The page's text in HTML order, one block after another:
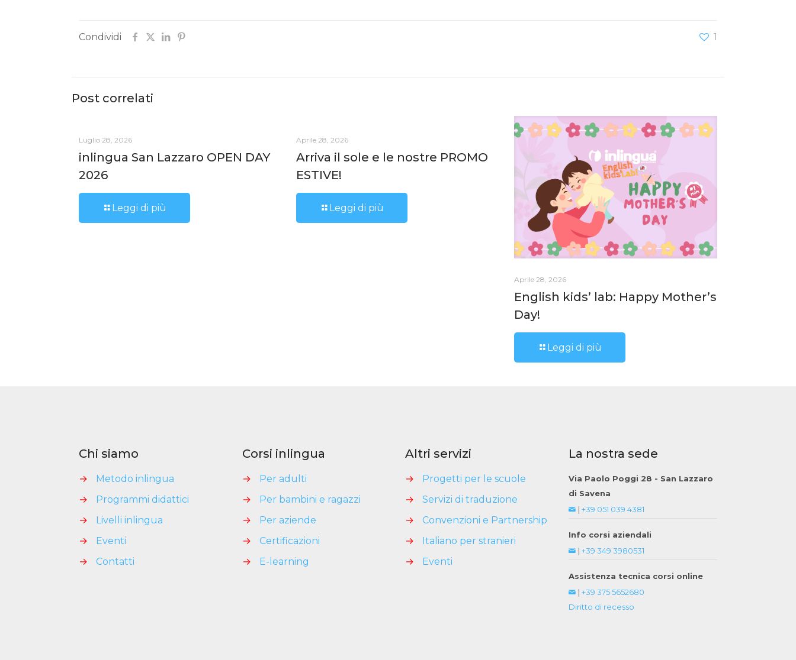
Condividi 1
Post correlati
Luglio 28, 2026
inlingua San Lazzaro OPEN DAY
2026
Leggi di più
Aprile 28, 2026
Arriva il sole e le nostre PROMO
ESTIVE!
Leggi di più
Aprile 28, 2026
English kids’ lab: Happy Mother’s
Day!
Leggi di più
Chi siamo
→
Metodo inlingua
→
Programmi didattici
→
Livelli inlingua
→
Eventi
→
Contatti
Corsi inlingua
→
Per adulti
→
Per bambini e ragazzi
→
Per aziende
→
Certificazioni
→
E-learning
Altri servizi
→
Progetti per le scuole
→
Servizi di traduzione
→
Convenzioni e Partnership
→
Italiano per stranieri
→
Eventi
La nostra sede
Via Paolo Poggi 28 - San Lazzaro
di Savena
| +39 051 039 4381
Info corsi aziendali
| +39 349 3980531
Assistenza tecnica corsi online
| +39 375 5652680
Diritto di recesso